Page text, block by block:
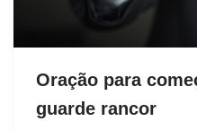
Oração para
guarde rancor